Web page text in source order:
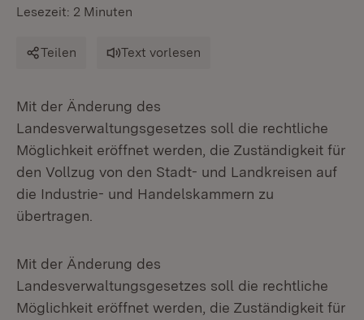
Lesezeit: 2 Minuten
Teilen Text vorlesen
Mit der Änderung des
Landesverwaltungsgesetzes soll die rechtliche
Möglichkeit eröffnet werden, die Zuständigkeit für
den Vollzug von den Stadt- und Landkreisen auf
die Industrie- und Handelskammern zu
übertragen.
Mit der Änderung des
Landesverwaltungsgesetzes soll die rechtliche
Möglichkeit eröffnet werden, die Zuständigkeit für